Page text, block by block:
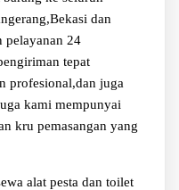
dan
pelayanan 24
tepat
profesional,dan juga
kami mempunyai
kru pemasangan yang
alat pesta dan toilet